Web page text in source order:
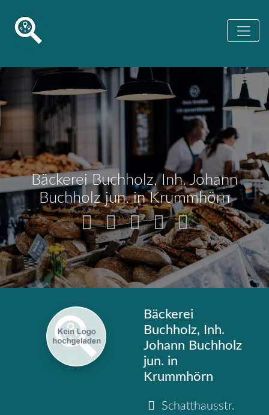
Bäckerei Buchholz, Inh. Johann
Buchholz jun. in Krummhörn
Bäckerei
Buchholz, Inh.
Johann Buchholz
jun. in
Krummhörn
Schatthausstr.